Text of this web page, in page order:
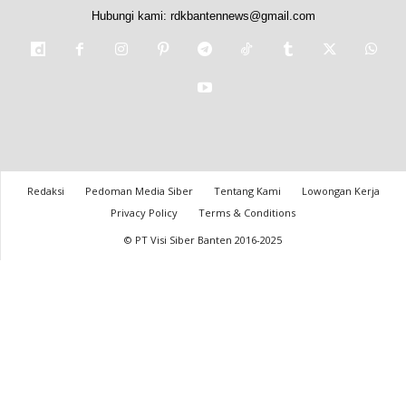
Hubungi kami: rdkbantennews@gmail.com
Redaksi Pedoman Media Siber Tentang Kami
Lowongan Kerja
Privacy Policy
Terms & Conditions
© PT Visi Siber Banten 2016-2025